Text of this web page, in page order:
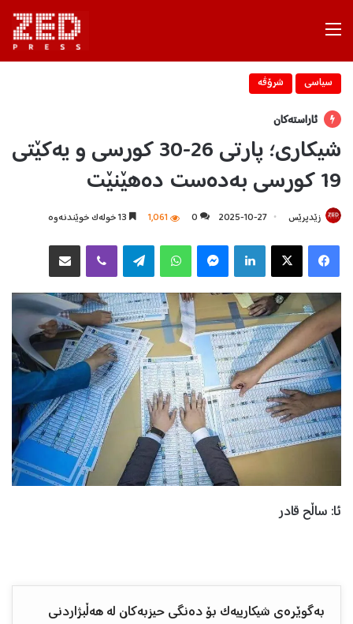
سیاسی شرۆڤه‌
ئاراستەکان
شیکاری؛ پارتی 26-30 کورسی و یەکێتی
19 کورسی بەدەست دەهێنێت
زێدپرێس 2025-10-27
0
1,061
X
Telegram
ئا: ساڵح قادر
بەگوێرەی شیکارییەک بۆ دەنگی حیزبەکان لە هەڵبژاردنی